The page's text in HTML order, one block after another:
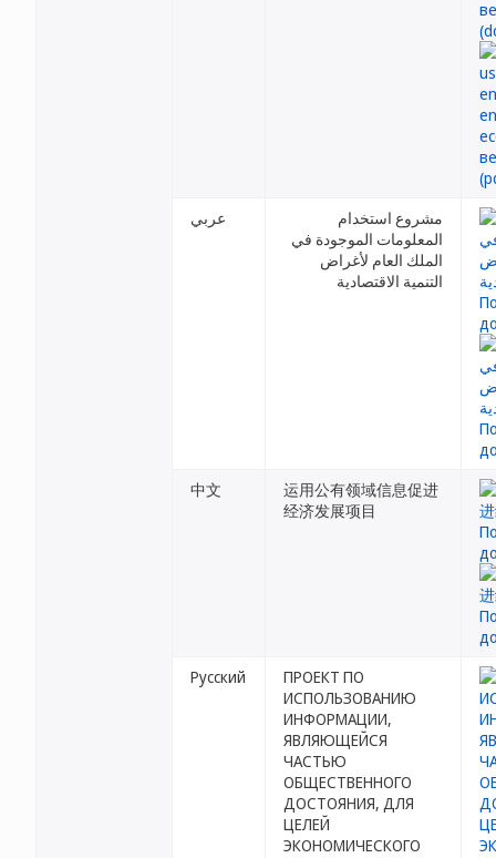
عربي
مشروع استخدام
المعلومات الموجودة في
الملك العام لأغراض
التنمية الاقتصادية
中文
运用公有领域信息促进
经济发展项目
Русский
ПРОЕКТ ПО
ИСПОЛЬЗОВАНИЮ
ИНФОРМАЦИИ,
ЯВЛЯЮЩЕЙСЯ
ЧАСТЬЮ
ОБЩЕСТВЕННОГО
ДОСТОЯНИЯ, ДЛЯ
ЦЕЛЕЙ
ЭКОНОМИЧЕСКОГО